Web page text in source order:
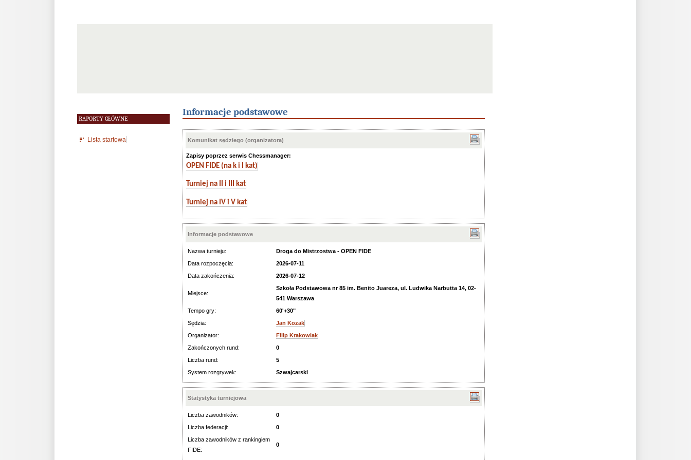
RAPORTY GŁÓWNE
Lista startowa
Informacje podstawowe
Komunikat sędziego (organizatora)
Zapisy poprzez serwis Chessmanager:
OPEN FIDE (na k i I kat)
Turniej na II i III kat
Turniej na IV i V kat
Informacje podstawowe
Nazwa turnieju:
Droga do Mistrzostwa - OPEN FIDE
Data rozpoczęcia:
2026-07-11
Data zakończenia:
2026-07-12
Miejsce:
Szkoła Podstawowa nr 85 im. Benito Juareza, ul. Ludwika Narbutta 14, 02-
541 Warszawa
Tempo gry:
60'+30"
Sędzia:
Jan Kozak
Organizator:
Filip Krakowiak
Zakończonych rund:
0
Liczba rund:
5
System rozgrywek:
Szwajcarski
Statystyka turniejowa
Liczba zawodników:
0
Liczba federacji:
0
Liczba zawodników z rankingiem
FIDE:
0